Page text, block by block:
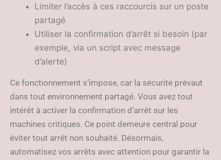
Limiter l’accès à ces raccourcis sur un poste
partagé
Utiliser la confirmation d’arrêt si besoin (par
exemple, via un script avec message
d’alerte)
Ce fonctionnement s’impose, car la sécurité prévaut
dans tout environnement partagé. Vous avez tout
intérêt à activer la confirmation d’arrêt sur les
machines critiques. Ce point demeure central pour
éviter tout arrêt non souhaité. Désormais,
automatisez vos arrêts avec attention pour garantir la